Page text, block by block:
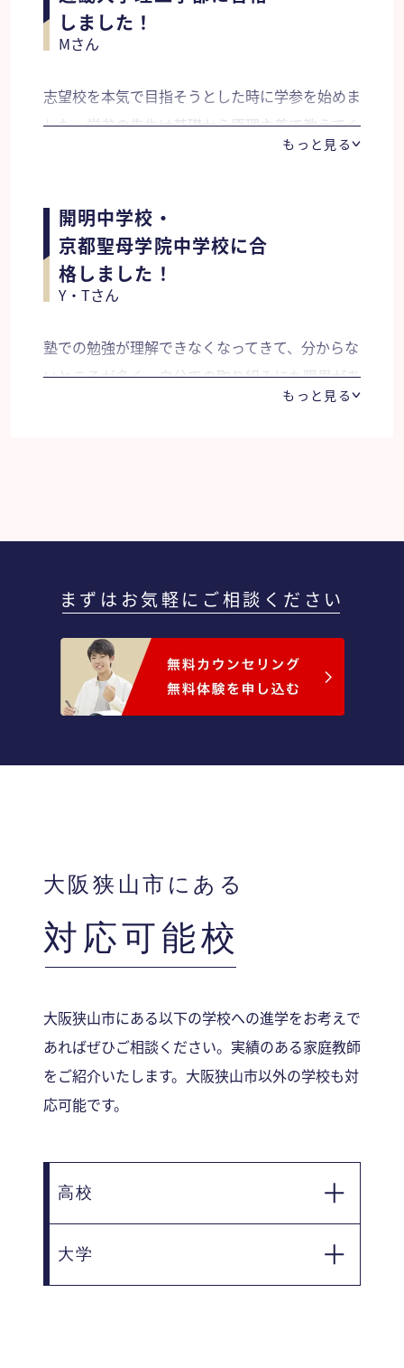
欠かさず英単語を見て発音することで、英語の基
礎を固めることができました。毎週長文に取り組
着くことができました。英語の成績が上がり、嫌
いで苦手だった英語が苦手であっても好きな教科
しました！
Mさん
志望校を本気で目指そうとした時に学参を始めま
した。学参の先生は基礎から原理主義で教えてく
れたので試験でも初見の問題に挑むことができま
やすいです。合格させてくれたこと感謝していま
す。ありがとうございました。
もっと見る
開明中学校・
京都聖母学院中学校に合
格しました！
Y・Tさん
塾での勉強が理解できなくなってきて、分からな
いところが多く、自分での取り組みにも限界があ
ったので学参の家庭教師を始めました。学参の先
もっと見る
まずはお気軽にご相談ください
大阪狭山市にある
対応可能校
大阪狭山市にある以下の学校への進学をお考えで
あればぜひご相談ください。実績のある家庭教師
をご紹介いたします。大阪狭山市以外の学校も対
応可能です。
高校
■ 大阪府立狭山高等学校
大学